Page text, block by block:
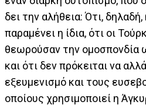
δει την αλήθεια: Ότι,
παραμένει η ίδια, ότι οι
θεωρούσαν την ομοσπονδία
και ότι δεν πρόκειται να
εξευμενισμό και τους
οποίους χρησιμοποιεί η